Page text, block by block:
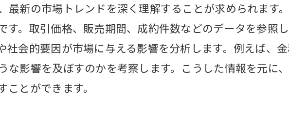
が高まるエリアでの売却戦略
動態と不動産需要の関連性を探る
部の不動産売却で考慮すべき環境要因
価値を最大化するための都市型不動産売却術
最新の市場トレンドを深く理解することが求められます
す。取引価格、販売期間、成約件数などのデータを参照
社会的要因が市場に与える影響を分析します。例えば、
な影響を及ぼすのかを考察します。こうした情報を元に
とができます。